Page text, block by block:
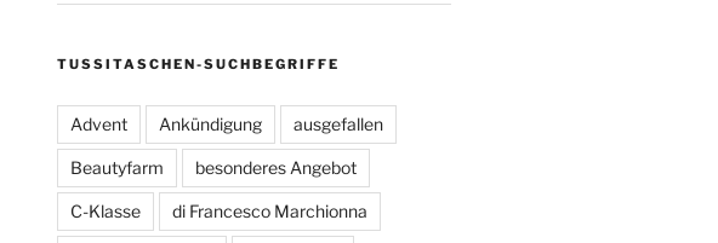
TUSSITASCHEN-SUCHBEGRIFFE
Advent Ankündigung ausgefallen
Beautyfarm besonderes Angebot
C-Klasse di Francesco Marchionna